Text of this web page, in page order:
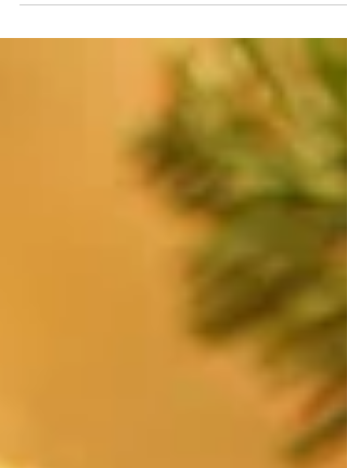
permanecer en casa por el bien nuestro y el
de todos. En definitiva nos obliga a parar.
Para el que ya está familiarizado con
Mindfulness, sabrá que hablamos mucho
famoso STOP. De parar para poder darme
cuenta. ¿Darme cuenta de qué? De cómo
está mi respiración, de cuáles son mis
sensaciones físicas, de mis pensamientos,
emociones, del entorno. Es esa invitación a